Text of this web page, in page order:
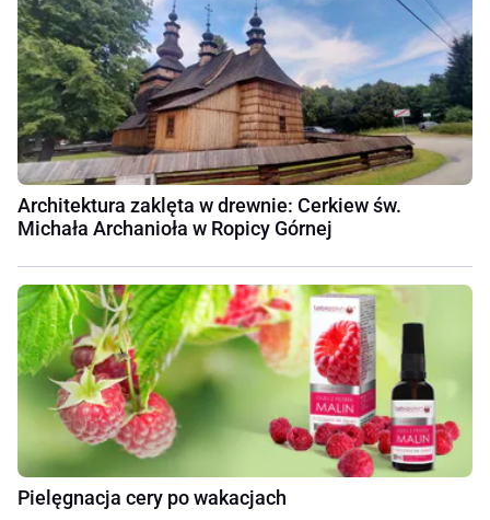
Architektura zaklęta w drewnie: Cerkiew św.
Michała Archanioła w Ropicy Górnej
Pielęgnacja cery po wakacjach